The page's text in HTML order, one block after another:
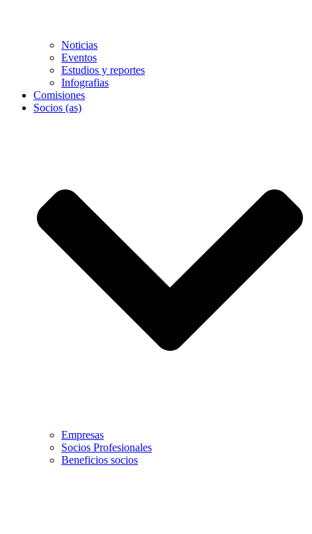
Noticias
Eventos
Estudios y reportes
Infografias
Comisiones
Socios (as)
Empresas
Socios Profesionales
Beneficios socios